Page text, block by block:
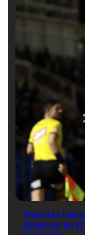
Deportes
dónde ver en